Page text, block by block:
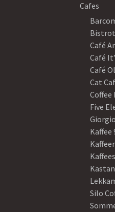
Cafes
Café
Café
Café
Cat
Five
Kaffee
Silo